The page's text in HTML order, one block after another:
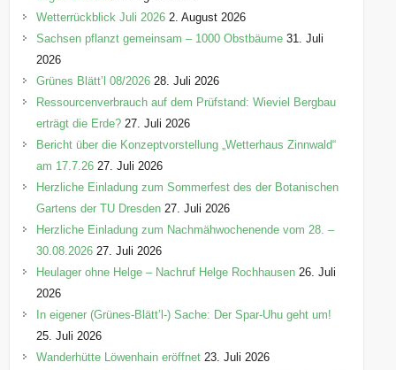
i
e
Wetterrückblick Juli 2026 2. August 2026
Sachsen pflanzt gemeinsam – 1000 Obstbäume 31. Juli
2026
Grünes Blätt’l 08/2026 28. Juli 2026
Ressourcenverbrauch auf dem Prüfstand: Wieviel Bergbau
erträgt die Erde? 27. Juli 2026
Bericht über die Konzeptvorstellung „Wetterhaus Zinnwald“
am 17.7.26 27. Juli 2026
Herzliche Einladung zum Sommerfest des der Botanischen
Gartens der TU Dresden 27. Juli 2026
Herzliche Einladung zum Nachmähwochenende vom 28. –
30.08.2026 27. Juli 2026
Heulager ohne Helge – Nachruf Helge Rochhausen 26. Juli
2026
In eigener (Grünes-Blätt’l-) Sache: Der Spar-Uhu geht um!
25. Juli 2026
Wanderhütte Löwenhain eröffnet 23. Juli 2026